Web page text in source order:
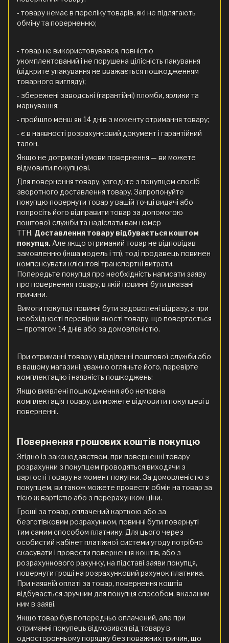
- товару немає в переліку товарів, які не підлягають
обміну та поверненню;
- товар не використовувався, повністю
укомплектований і не порушена цілісність пакування
(відкрите упакування не вважається пошкодженням
товарного вигляду);
- збережені заводські (гарантійні) пломби, ярлики та
маркування;
- пройшло менш як 14 днів з моменту отримання товару;
- є в наявності розрахунковий документ і гарантійний
талон.
Якщо не дотримані умови повернення — ви можете
відмовити покупцеві.
Для повернення товару, узгодьте з покупцем спосіб
зворотного доставлення товару. Запропонуйте
покупцю повернути товар у вашій точці видачі або
попросіть його відправити товар за допомогою
поштової служби та надіслати вам номер
ТТН. Доставлення товару відбувається коштом
покупця. Але якщо отриманий товар не відповідав
замовленню (інша модель і тп), тоді продавець повинен
компенсувати клієнтові транспортні витрати.
Попередьте покупця про необхідність написати заяву
про повернення товару, в якій повинні бути вказані
причини.
Вимоги покупця повинні бути задоволені відразу, а при
необхідності перевірки якості товару, що повертається
— протягом 14 днів або за домовленістю.
При отриманні товару у відділенні поштової служби або
в вашому магазині, уважно огляньте його, перевірте
комплектацію і наявність пошкоджень:
Якщо виявлені пошкодження або неповна
комплектація товару, ви можете відмовити покупцеві в
поверненні.
Повернення грошових коштів покупцю
Згідно із законодавством, при поверненні товару
розрахунки з покупцем проводяться виходячи з
вартості товару на момент покупки. За домовленістю з
покупцем, ви також можете провести обмін на товар за
тією ж вартістю або з перерахунком ціни.
Гроші за товар, оплачений карткою або за
безготівковим розрахунком, повинні бути повернуті
тим самим способом платнику. Для цього через
особистий кабінет платіжної системи угоду потрібно
скасувати і провести повернення коштів, або з
розрахункового рахунку, на підставі заяви покупця,
повернути гроші на розрахунковий рахунок платника.
При наявній оплаті за товар, повернення коштів
відбувається зручним для покупця способом, вказаним
ним в заяві.
Якщо товар був попередньо оплачений, але при
отриманні покупець відмовився від товару в
односторонньому порядку без поважних причин, що